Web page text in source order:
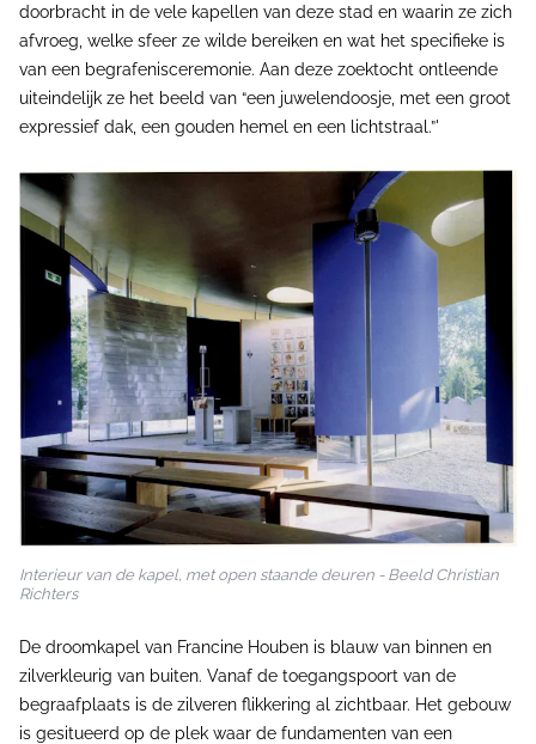
doorbracht in de vele kapellen van deze stad en waarin ze zich
afvroeg, welke sfeer ze wilde bereiken en wat het specifieke is
van een begrafenisceremonie. Aan deze zoektocht ontleende
uiteindelijk ze het beeld van “een juwelendoosje, met een groot
expressief dak, een gouden hemel en een lichtstraal.”'
Interieur van de kapel, met open staande deuren - Beeld Christian
Richters
De droomkapel van Francine Houben is blauw van binnen en
zilverkleurig van buiten. Vanaf de toegangspoort van de
begraafplaats is de zilveren flikkering al zichtbaar. Het gebouw
is gesitueerd op de plek waar de fundamenten van een